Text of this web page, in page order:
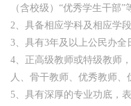
（含校级）“优秀学生干部”
2、具备相应学科及相应学
3、具有3年及以上公民办全
4、正高级教师或特级教师
人、骨干教师、优秀教师、
5、具有深厚的专业功底，